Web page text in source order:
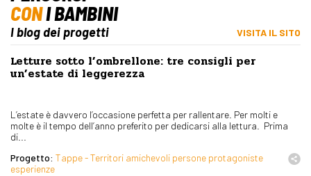
CONI BAMBINI
I blog dei progetti VISITA IL SITO
Letture sotto l’ombrellone: tre consigli per
un’estate di leggerezza
L’estate è davvero l’occasione perfetta per rallentare. Per molti e
molte è il tempo dell’anno preferito per dedicarsi alla lettura. Prima
di...
Progetto: Tappe - Territori amichevoli persone protagoniste
esperienze